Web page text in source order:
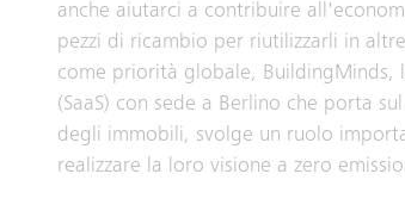
anche aiutarci a contribuire
pezzi di ricambio per riutilizzarli in
come priorità globale, BuildingMinds,
(SaaS) con sede a Berlino che porta
degli immobili, svolge un ruolo
realizzare la loro visione a zero